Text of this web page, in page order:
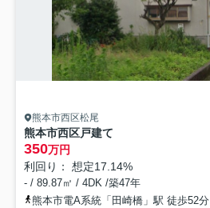
熊本市西区松尾
熊本市西区戸建て
350万円
利回り： 想定17.14%
- / 89.87㎡ / 4DK /築47年
熊本市電A系統「田崎橋」駅 徒歩52分